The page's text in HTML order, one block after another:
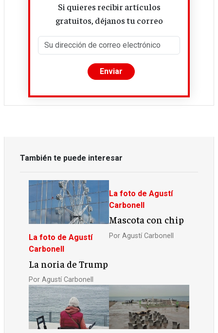
Si quieres recibir artículos
gratuitos, déjanos tu correo
También te puede interesar
La foto de Agustí
Carbonell
La noria de Trump
PorAgustí Carbonell
La foto de Agustí
Carbonell
Mascota con chip
Por Agustí Carbonell